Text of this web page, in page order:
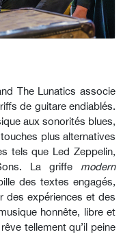
The Lunatics associe
de guitare endiablés.
aux sonorités blues,
plus alternatives
tels que Led Zeppelin,
La griffe modern
des textes engagés,
des expériences et des
honnête, libre et
tellement qu’il peine